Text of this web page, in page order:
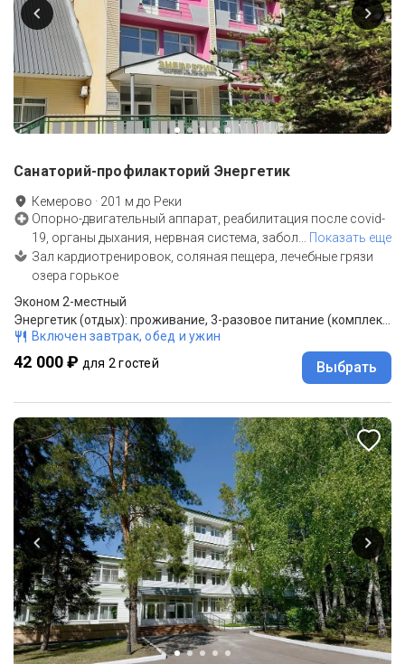
Санаторий-профилакторий Энергетик
Кемерово · 201 м до Реки
Опорно-двигательный аппарат, реабилитация после covid-
19, органы дыхания, нервная система, забол
Показать еще
Зал кардиотренировок, соляная пещера, лечебные грязи
озера горькое
Эконом 2-местный
Включен завтрак, обед и ужин
42 000 ₽ для 2 гостей Выбрать